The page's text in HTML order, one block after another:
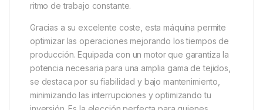
ritmo de trabajo constante.
Gracias a su excelente coste , esta máquina permite
optimizar las operaciones mejorando los tiempos de
producción. Equipada con un motor que garantiza la
potencia necesaria para una amplia gama de tejidos,
se destaca por su fiabilidad y bajo mantenimiento,
minimizando las interrupciones y optimizando tu